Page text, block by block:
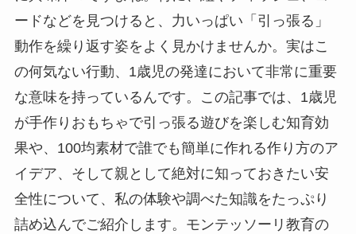
ードなどを見つけると、力いっぱい「引っ張る」
動作を繰り返す姿をよく見かけませんか。実はこ
の何気ない行動、1歳児の発達において非常に重要
な意味を持っているんです。この記事では、1歳児
が手作りおもちゃで引っ張る遊びを楽しむ知育効
果や、100均素材で誰でも簡単に作れる作り方のア
イデア、そして親として絶対に知っておきたい安
全性について、私の体験や調べた知識をたっぷり
詰め込んでご紹介します。モンテッソーリ教育の